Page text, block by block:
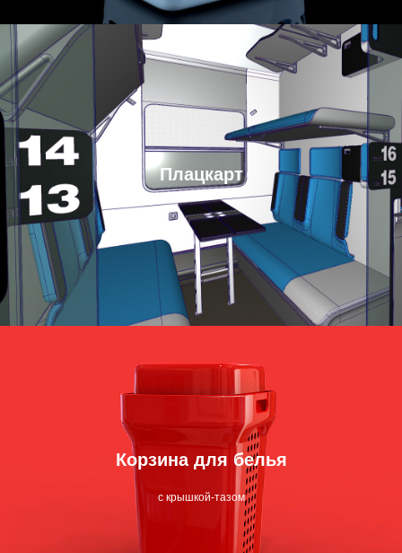
Плацкарт
Корзина для белья
с крышкой-тазом